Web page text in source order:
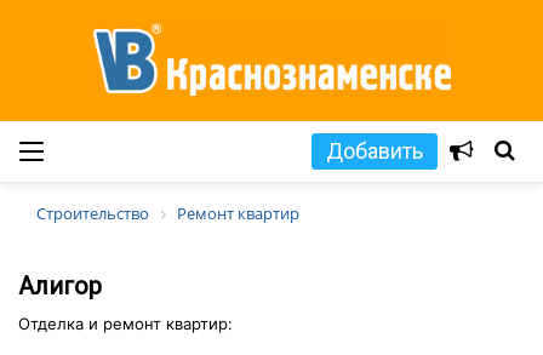
Добавить
Строительство Ремонт квартир
Алигор
Отделка и ремонт квартир: